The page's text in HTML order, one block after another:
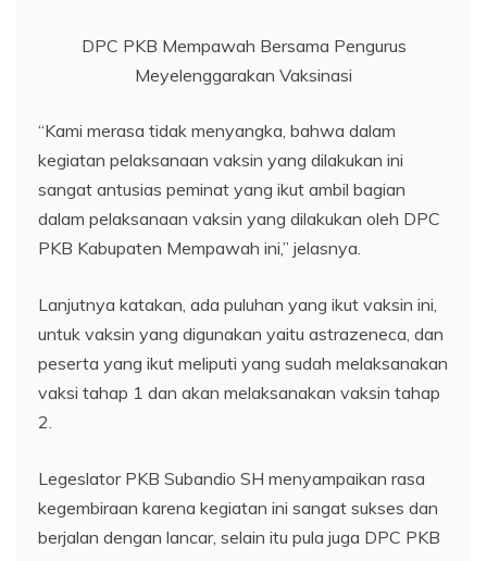
DPC PKB Mempawah Bersama Pengurus
Meyelenggarakan Vaksinasi
“Kami merasa tidak menyangka, bahwa dalam
kegiatan pelaksanaan vaksin yang dilakukan ini
sangat antusias peminat yang ikut ambil bagian
dalam pelaksanaan vaksin yang dilakukan oleh DPC
PKB Kabupaten Mempawah ini,” jelasnya.
Lanjutnya katakan, ada puluhan yang ikut vaksin ini,
untuk vaksin yang digunakan yaitu astrazeneca, dan
peserta yang ikut meliputi yang sudah melaksanakan
vaksi tahap 1 dan akan melaksanakan vaksin tahap
2.
Legeslator PKB Subandio SH menyampaikan rasa
kegembiraan karena kegiatan ini sangat sukses dan
berjalan dengan lancar, selain itu pula juga DPC PKB